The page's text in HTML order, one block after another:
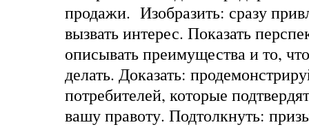
продажи. Изобразить: сразу
вызвать интерес. Показать
описывать преимущества и то,
делать. Доказать:
потребителей, которые
вашу правоту. Подтолкнуть: